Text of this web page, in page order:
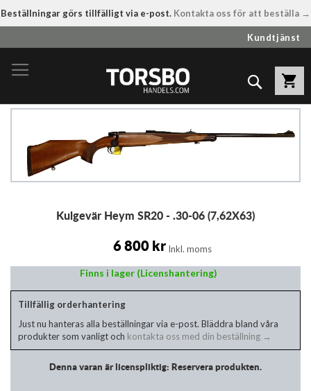
Beställningar görs tillfälligt via e-post. Kontakta oss för att beställa →
till
innehållet
Kundtjänst
Sök
bildgalleriet
Kulgevär Heym SR20 - .30-06 (7,62X63)
6 800 kr Inkl. moms
Finns i lager (Licenshantering)
Tillfällig orderhantering
Just nu hanteras alla beställningar via e-post. Bläddra bland våra
produkter som vanligt och kontakta oss med din beställning →
Denna varan är licenspliktig: Reservera produkten.